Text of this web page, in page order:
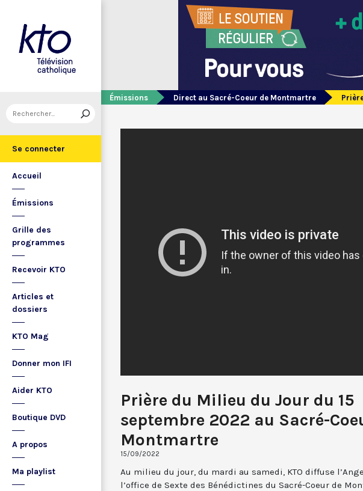
Se connecter
Accueil
Émissions
Grille des
programmes
Recevoir KTO
Articles et
dossiers
KTO Mag
Donner mon IFI
Aider KTO
Boutique DVD
A propos
Ma playlist
Émissions Direct au Sacré-Coeur de Montmartre
Prière du Milieu du Jour du 15
septembre 2022 au Sacré-
Montmartre
15/09/2022
Au milieu du jour, du mardi au samedi, KTO diffuse
l’office de Sexte des Bénédictines du Sacré-Coeur de